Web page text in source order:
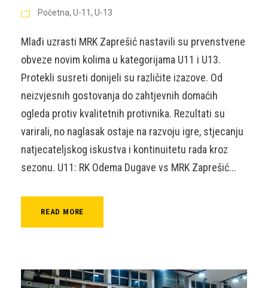
Početna, U-11, U-13
Mlađi uzrasti MRK Zaprešić nastavili su prvenstvene
obveze novim kolima u kategorijama U11 i U13.
Protekli susreti donijeli su različite izazove. Od
neizvjesnih gostovanja do zahtjevnih domaćih
ogleda protiv kvalitetnih protivnika. Rezultati su
varirali, no naglasak ostaje na razvoju igre, stjecanju
natjecateljskog iskustva i kontinuitetu rada kroz
sezonu. U11: RK Odema Dugave vs MRK Zaprešić...
READ MORE